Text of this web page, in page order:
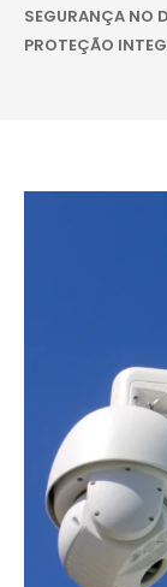
SEGURANÇA NO
PROTEÇÃO